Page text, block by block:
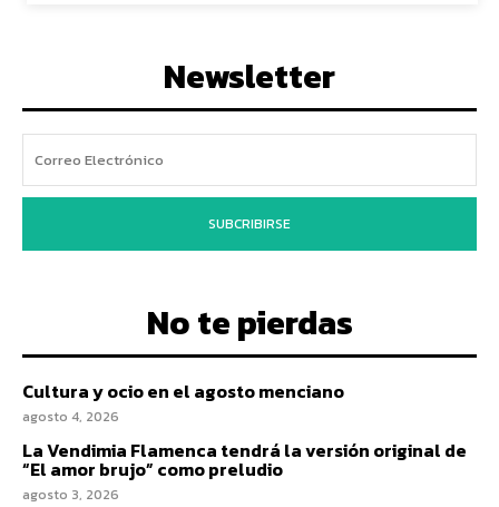
Newsletter
SUBCRIBIRSE
No te pierdas
Cultura y ocio en el agosto menciano
agosto 4, 2026
La Vendimia Flamenca tendrá la versión original de
“El amor brujo” como preludio
agosto 3, 2026